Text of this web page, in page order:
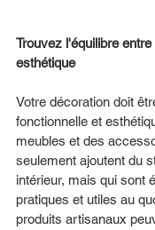
Trouvez l'équilibre
esthétique
Votre décoration doit
fonctionnelle et
meubles et des
seulement ajoutent du
intérieur, mais qui sont
pratiques et utiles au
produits artisanaux